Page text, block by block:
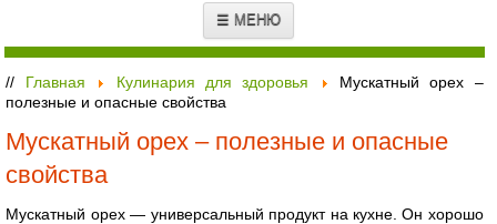
☰ МЕНЮ
// Главная Кулинария для здоровья
Мускатный орех –
полезные и опасные свойства
Мускатный орех – полезные и опасные
свойства
Мускатный орех — универсальный продукт на кухне. Он хорошо